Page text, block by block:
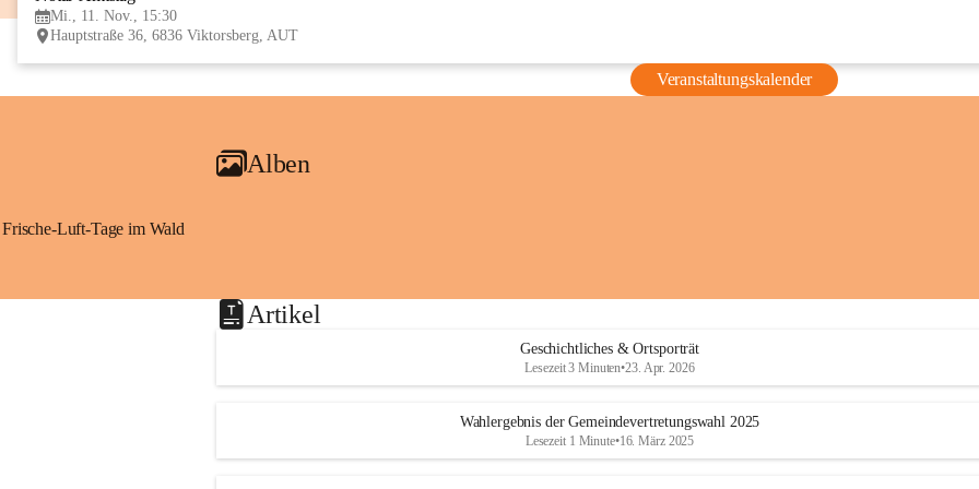
Mi., 11. Nov., 15:30
Hauptstraße 36, 6836 Viktorsberg, AUT
Veranstaltungskalender
Alben
Frische-Luft-Tage im Wald
Artikel
Geschichtliches & Ortsporträt
Lesezeit 3 Minuten•23. Apr. 2026
Wahlergebnis der Gemeindevertretungswahl 2025
Lesezeit 1 Minute•16. März 2025